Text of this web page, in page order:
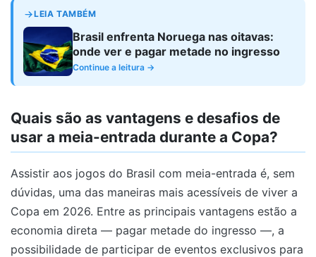
LEIA TAMBÉM
Brasil enfrenta Noruega nas oitavas:
onde ver e pagar metade no ingresso
Continue a leitura →
Quais são as vantagens e desafios de
usar a meia-entrada durante a Copa?
Assistir aos jogos do Brasil com meia-entrada é, sem
dúvidas, uma das maneiras mais acessíveis de viver a
Copa em 2026. Entre as principais vantagens estão a
economia direta — pagar metade do ingresso —, a
possibilidade de participar de eventos exclusivos para